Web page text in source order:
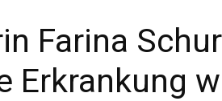
Farina
Erkrankung